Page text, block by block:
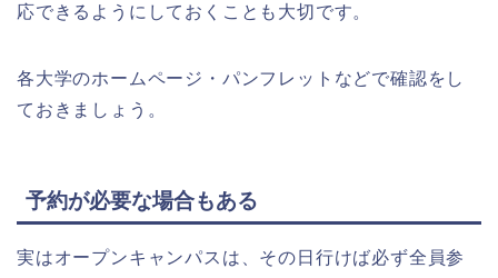
応できるようにしておくことも大切です。
各大学のホームページ・パンフレットなどで確認をし
ておきましょう。
予約が必要な場合もある
実はオープンキャンパスは、その日行けば必ず全員参